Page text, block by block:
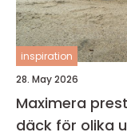
inspiration
28. May 2026
Maximera
däck för olika